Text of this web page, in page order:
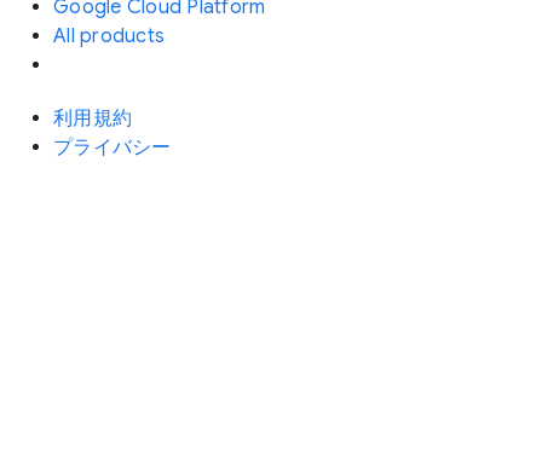
Google Cloud Platform
All products
利用規約
プライバシー